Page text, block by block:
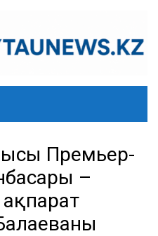
Премьер-
–